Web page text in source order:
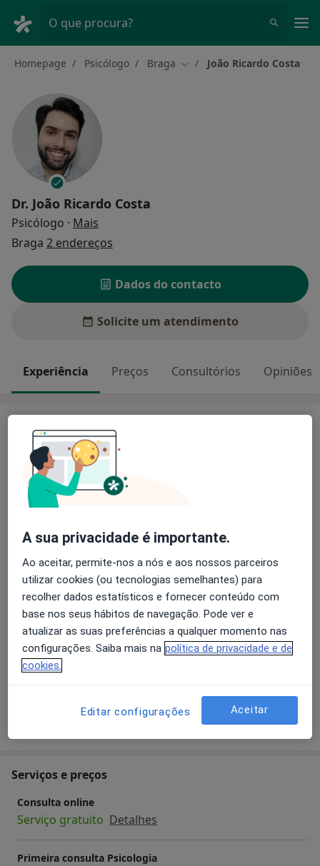
O que procura?
Homepage Psicólogo Braga Mudar de cidade
João Ricardo Costa
Dr. João Ricardo Costa
Psicólogo · Mais
Braga 2 endereços
Dados do contacto
Solicite um atendimento
Experiência Preços Consultórios Opiniões
Especializo-me no acompanhamento psicológico de
adolescentes e adultos/as, com o objetivo de ajudar
aumentar a saúde mental, bem-estar emocional e
desenvolvimento pessoal.
Ansiedade Da Separação
Transtornos Sexuais e da Identidade Sexual
Transtornos Da Personalidade
Transtornos Fóbicos
Transtornos De Estresse Pós-Traumáticos
+10
Pacientes que trato
Mostrar mais detalhessobre a experiência
Serviços e preços
Consulta online
Serviço gratuito Detalhes
Primeira consulta Psicologia
A sua privacidade é importante.
Ao aceitar, permite-nos a nós e aos nossos parceiros
utilizar cookies (ou tecnologias semelhantes) para
recolher dados estatísticos e fornecer conteúdo com
base nos seus hábitos de navegação. Pode ver e
atualizar as suas preferências a qualquer momento nas
configurações. Saiba mais na política de privacidade e de
cookies.
Editar configurações Aceitar